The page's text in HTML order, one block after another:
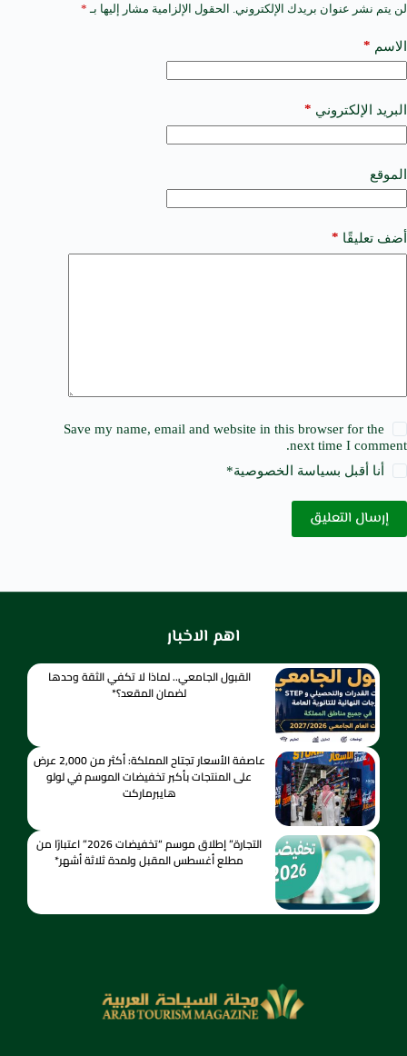
لن يتم نشر عنوان بريدك الإلكتروني. الحقول الإلزامية مشار إليها بـ *
الاسم *
البريد الإلكتروني *
الموقع
أضف تعليقًا *
Save my name, email and website in this browser for the
next time I comment.
أنا أقبل بسياسة الخصوصية*
إرسال التعليق
A
t
e
a
t
i
e
:
اهم الاخبار
القبول الجامعي.. لماذا لا تكفي الثقة وحدها
لضمان المقعد؟*
عاصفة الأسعار تجتاح المملكة: أكثر من 2,000 عرض
على المنتجات بأكبر تخفيضات الموسم في لولو
هايبرماركت
التجارة” إطلاق موسم “تخفيضات 2026” اعتبارًا من
مطلع أغسطس المقبل ولمدة ثلاثة أشهر*